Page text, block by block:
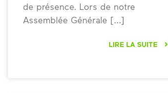
de présence. Lors de notre
Assemblée Générale
LIRE LA SUITE